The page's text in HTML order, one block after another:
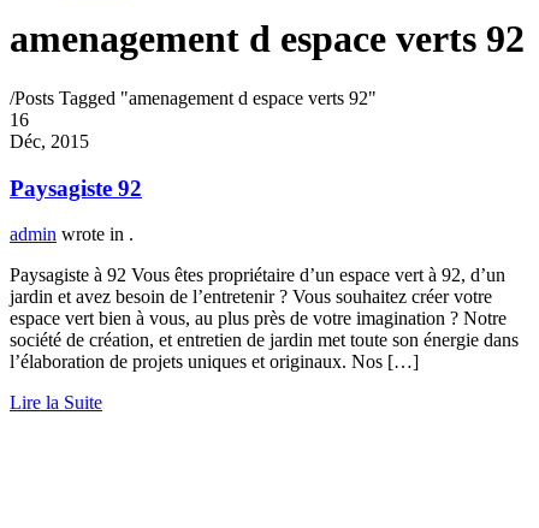
amenagement d espace verts 92
/Posts Tagged "amenagement d espace verts 92"
16
Déc, 2015
Paysagiste 92
admin wrote in .
Paysagiste à 92 Vous êtes propriétaire d’un espace vert à 92, d’un
jardin et avez besoin de l’entretenir ? Vous souhaitez créer votre
espace vert bien à vous, au plus près de votre imagination ? Notre
société de création, et entretien de jardin met toute son énergie dans
l’élaboration de projets uniques et originaux. Nos […]
Lire la Suite